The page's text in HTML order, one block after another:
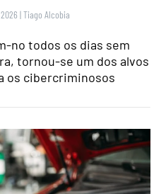
|Tiago Alcobia
no todos os dias sem
tornou-se um dos alvos
os cibercriminosos